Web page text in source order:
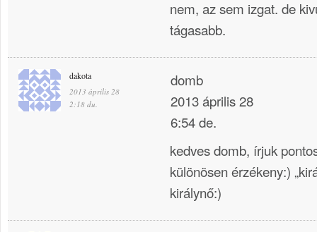
nem, az sem izgat. de
tágasabb.
dakota
2013 április 28
2:18 du.
domb
2013 április 28
6:54 de.
kedves domb, írjuk
különösen érzékeny:)
királynő:)